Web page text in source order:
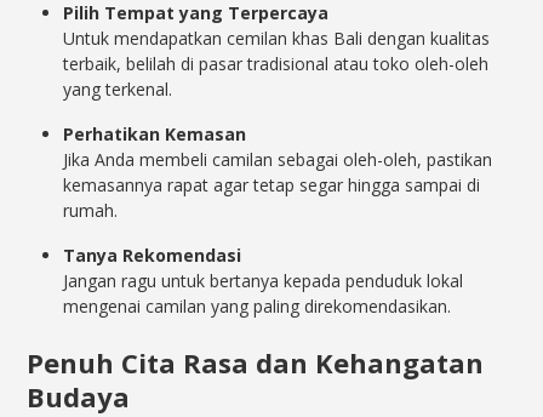
Pilih Tempat yang Terpercaya
Untuk mendapatkan cemilan khas Bali dengan kualitas
terbaik, belilah di pasar tradisional atau toko oleh-oleh
yang terkenal.
Perhatikan Kemasan
Jika Anda membeli camilan sebagai oleh-oleh, pastikan
kemasannya rapat agar tetap segar hingga sampai di
rumah.
Tanya Rekomendasi
Jangan ragu untuk bertanya kepada penduduk lokal
mengenai camilan yang paling direkomendasikan.
Penuh Cita Rasa dan Kehangatan
Budaya